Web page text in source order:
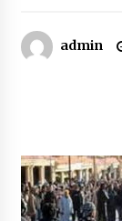
admin